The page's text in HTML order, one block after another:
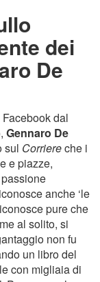
dei
De
dal
Gennaro De
sul Corriereche i
e piazze,
anche ‘le
pure che
al solito, si
non fu
un libro del
con migliaia di